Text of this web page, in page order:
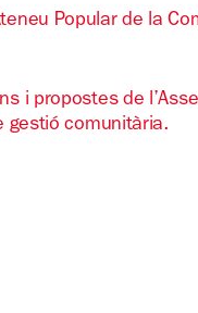
Popular de la
i propostes de
gestió comunitària.